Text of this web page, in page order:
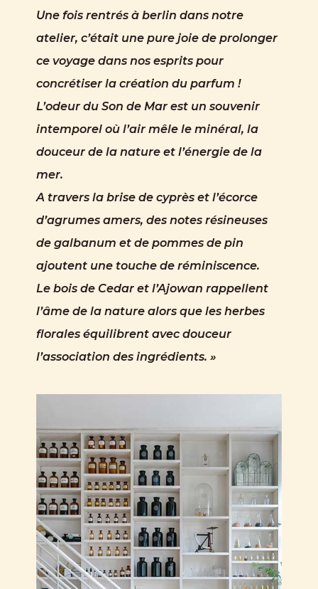
Une fois rentrés à berlin dans notre
atelier, c’était une pure joie de prolonger
ce voyage dans nos esprits pour
concrétiser la création du parfum !
L’odeur du Son de Mar est un souvenir
intemporel où l’air mêle le minéral, la
douceur de la nature et l’énergie de la
mer.
A travers la brise de cyprès et l’écorce
d’agrumes amers, des notes résineuses
de galbanum et de pommes de pin
ajoutent une touche de réminiscence.
Le bois de Cedar et l’Ajowan rappellent
l’âme de la nature alors que les herbes
florales équilibrent avec douceur
l’association des ingrédients. »